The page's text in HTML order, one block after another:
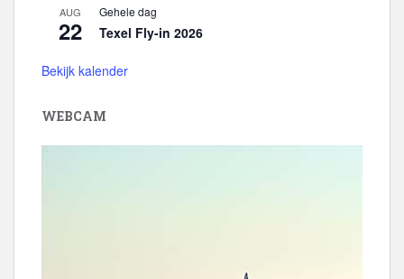
AUG
22
Gehele dag
Texel Fly-in 2026
Bekijk kalender
WEBCAM